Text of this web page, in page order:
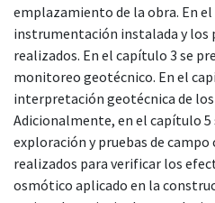
emplazamiento de la obra. En
instrumentación instalada y los
realizados. En el capítulo 3 se
monitoreo geotécnico. En el
interpretación geotécnica de
Adicionalmente, en el capítulo
exploración y pruebas de
realizados para verificar los
osmótico aplicado en la